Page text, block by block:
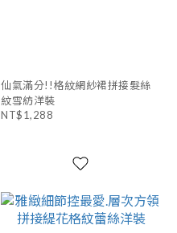
仙氣滿分!!格紋網紗裙拼接髮絲
紋雪紡洋裝
NT$1,288